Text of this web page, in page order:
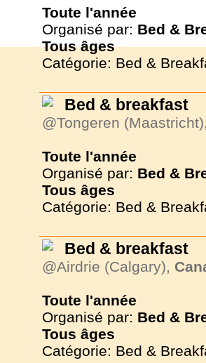
Toute l'année
Organisé par: Bed &
Tous âges
Catégorie: Bed &
Bed & breakfast
@Tongeren
Toute l'année
Organisé par: Bed &
Tous âges
Catégorie: Bed &
Bed & breakfast
@Airdrie (Calgary),
Toute l'année
Organisé par: Bed &
Tous âges
Catégorie: Bed &